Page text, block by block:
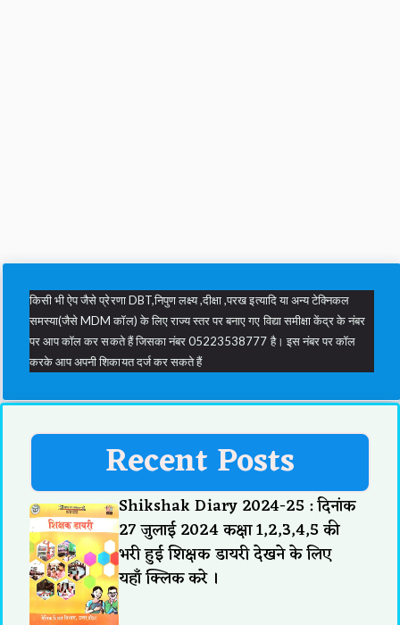
किसी भी ऐप जैसे प्रेरणा DBT,निपुण लक्ष्य ,दीक्षा ,परख इत्यादि या अन्य टेक्निकल
समस्या(जैसे MDM कॉल) के लिए राज्य स्तर पर बनाए गए विद्या समीक्षा केंद्र के नंबर
पर आप कॉल कर सकते हैं जिसका नंबर 05223538777 है। इस नंबर पर कॉल
करके आप अपनी शिकायत दर्ज कर सकते हैं
Recent Posts
Shikshak Diary 2024-25 : दिनांक
27 जुलाई 2024 कक्षा 1,2,3,4,5 की
भरी हुई शिक्षक डायरी देखने के लिए
यहाँ क्लिक करे ।